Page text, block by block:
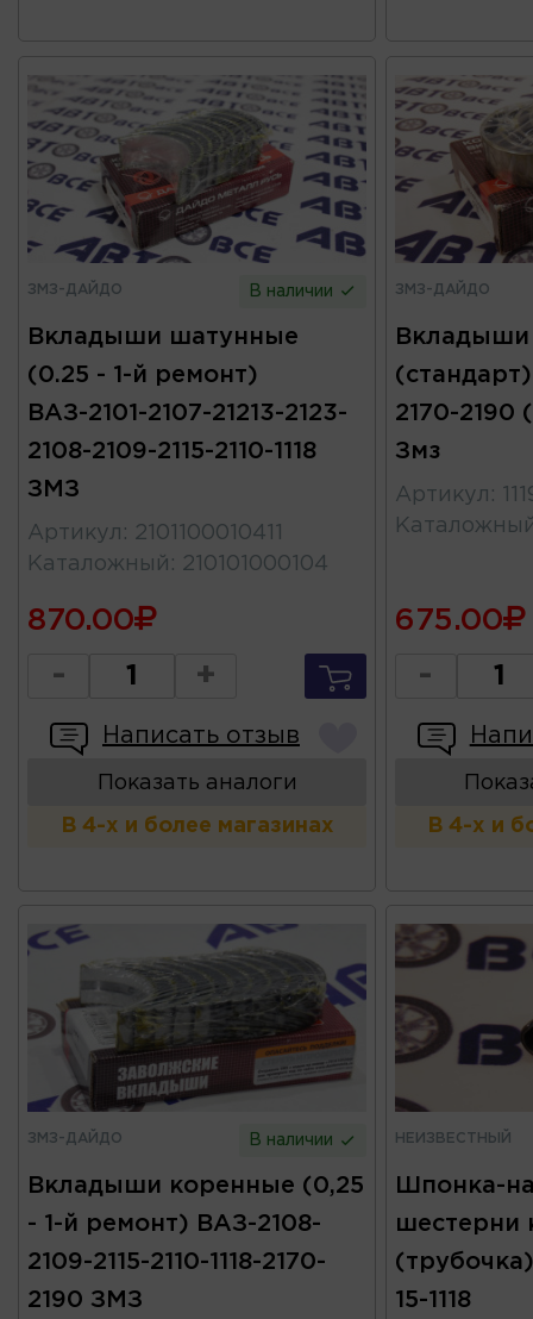
ЗМЗ-ДАЙДО В наличии
Вкладыши шатунные
(0.25 - 1-й ремонт)
ВАЗ-2101-2107-21213-2123-
2108-2109-2115-2110-1118
ЗМЗ
Артикул : 2101100010411
Каталожный : 210101000104
870.00
- +
Написать отзыв
Показать аналоги
В 4-х и более магазинах
ЗМЗ-ДАЙДО
2170-2190
Змз
Артикул :
675.00
-
В 4-х и
ЗМЗ-ДАЙДО В наличии
Вкладыши коренные (0,25
- 1-й ремонт) ВАЗ-2108-
2109-2115-2110-1118-2170-
2190 ЗМЗ
НЕИЗВЕСТНЫЙ
Шпонка-
шестерни
15-1118